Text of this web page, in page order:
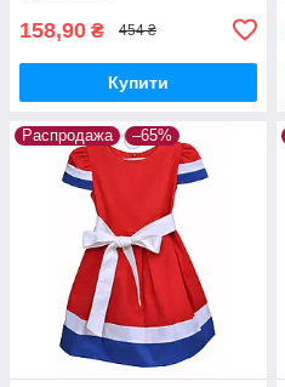
158,90 ₴ 454 ₴
Купити
Распродажа –65%